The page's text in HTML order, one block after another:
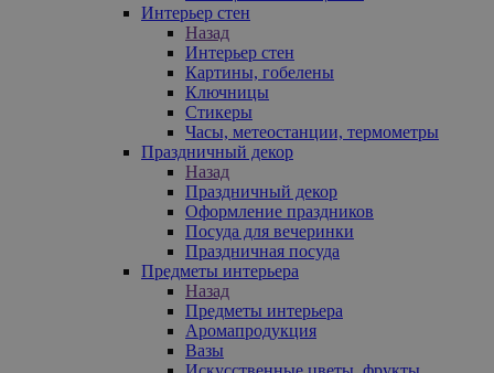
Интерьер стен
Назад
Интерьер стен
Картины, гобелены
Ключницы
Стикеры
Часы, метеостанции, термометры
Праздничный декор
Назад
Праздничный декор
Оформление праздников
Посуда для вечеринки
Праздничная посуда
Предметы интерьера
Назад
Предметы интерьера
Аромапродукция
Вазы